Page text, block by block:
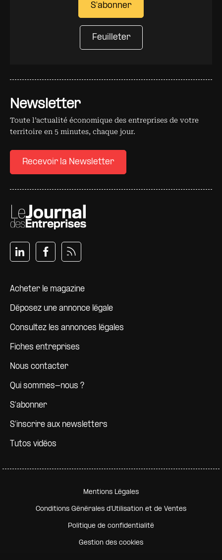
Newsletter
Toute l’actualité économique des entreprises de votre
territoire en 5 minutes, chaque jour.
Recevoir la Newsletter
Pied de page
Acheter le magazine
Déposez une annonce légale
Consultez les annonces légales
Fiches entreprises
Nous contacter
Qui sommes-nous ?
S'abonner
S'inscrire aux newsletters
Tutos vidéos
S'abonner
Feuilleter
Pied de page secondaire
Mentions Légales
Conditions Générales d'Utilisation et de Ventes
Politique de confidentialité
Gestion des cookies